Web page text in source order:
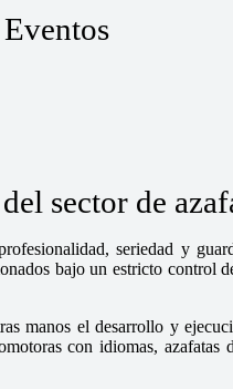
sector de
seriedad y
bajo un estricto control
manos el desarrollo y
con idiomas, azafatas